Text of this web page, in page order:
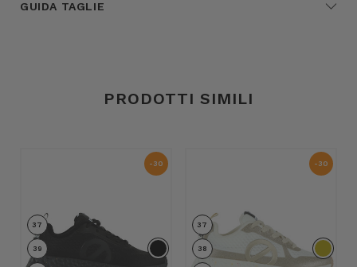
GUIDA TAGLIE
PRODOTTI SIMILI
-30
37
39
-30
37
38